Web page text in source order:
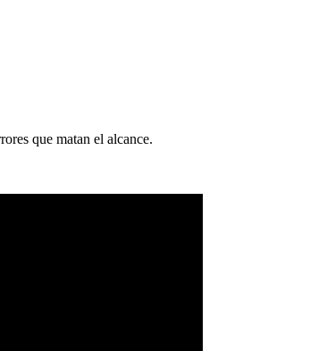
que matan el alcance.